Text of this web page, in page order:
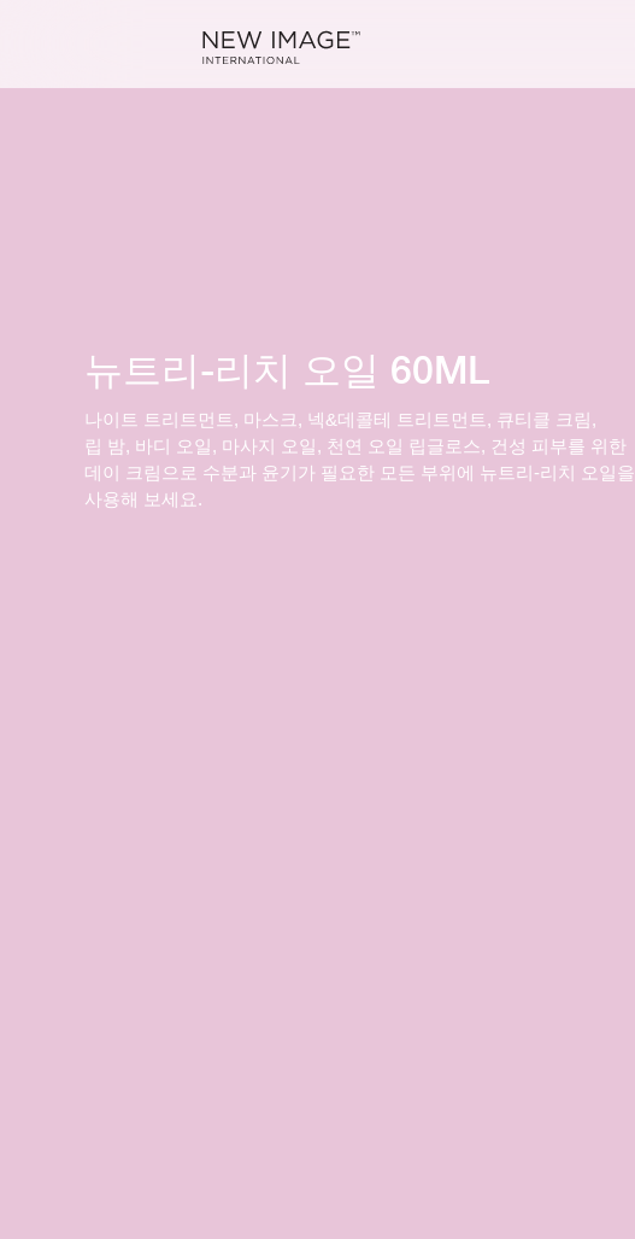
뉴트리-리치 오일 60ML
나이트 트리트먼트, 마스크, 넥&데콜테 트리트먼트, 큐티클 크림,
립 밤, 바디 오일, 마사지 오일, 천연 오일 립글로스, 건성 피부를 위한
데이 크림으로 수분과 윤기가 필요한 모든 부위에 뉴트리-리치 오일을
사용해 보세요.